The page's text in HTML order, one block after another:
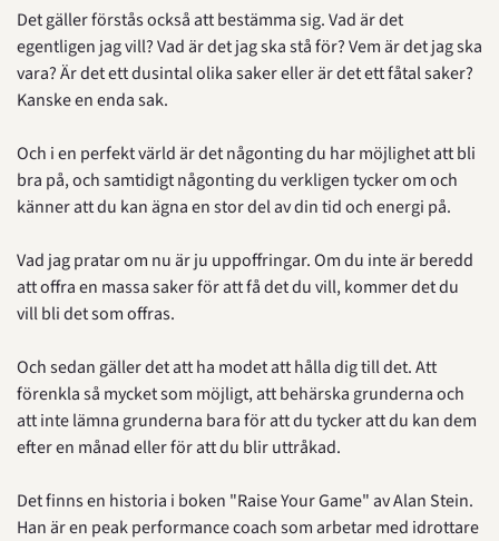
Det gäller förstås också att bestämma sig. Vad är det
egentligen jag vill? Vad är det jag ska stå för? Vem är det jag ska
vara? Är det ett dusintal olika saker eller är det ett fåtal saker?
Kanske en enda sak.
Och i en perfekt värld är det någonting du har möjlighet att bli
bra på, och samtidigt någonting du verkligen tycker om och
känner att du kan ägna en stor del av din tid och energi på.
Vad jag pratar om nu är ju uppoffringar. Om du inte är beredd
att offra en massa saker för att få det du vill, kommer det du
vill bli det som offras.
Och sedan gäller det att ha modet att hålla dig till det. Att
förenkla så mycket som möjligt, att behärska grunderna och
att inte lämna grunderna bara för att du tycker att du kan dem
efter en månad eller för att du blir uttråkad.
Det finns en historia i boken "Raise Your Game" av Alan Stein.
Han är en peak performance coach som arbetar med idrottare